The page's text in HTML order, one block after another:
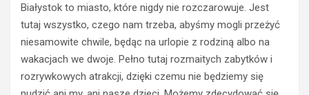
Białystok to miasto, które nigdy nie rozczarowuje. Jest
tutaj wszystko, czego nam trzeba, abyśmy mogli przeżyć
niesamowite chwile, będąc na urlopie z rodziną albo na
wakacjach we dwoje. Pełno tutaj rozmaitych zabytków i
rozrywkowych atrakcji, dzięki czemu nie będziemy się
e
o
w
c
a
z
e
ź
w
y
k